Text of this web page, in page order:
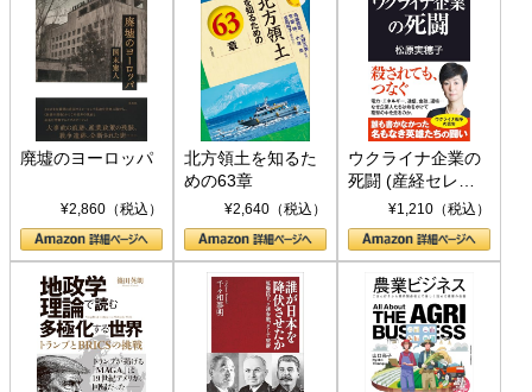
廃墟のヨーロッパ
¥2,860（税込）
北方領土を知るた
めの63章
¥2,640（税込）
ウクライナ企業の
死闘 (産経セレク
ト S 039)¥1,210（税込）